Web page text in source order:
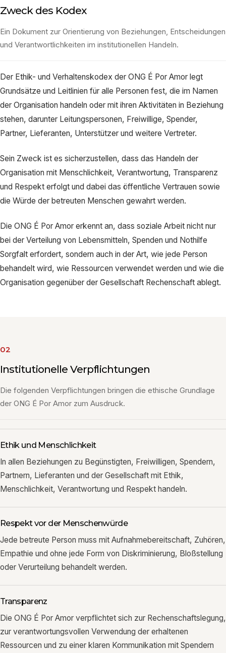
Zweck des Kodex
Ein Dokument zur Orientierung von Beziehungen, Entscheidungen
und Verantwortlichkeiten im institutionellen Handeln.
Der Ethik- und Verhaltenskodex der ONG É Por Amor legt
Grundsätze und Leitlinien für alle Personen fest, die im Namen
der Organisation handeln oder mit ihren Aktivitäten in Beziehung
stehen, darunter Leitungspersonen, Freiwillige, Spender,
Partner, Lieferanten, Unterstützer und weitere Vertreter.
Sein Zweck ist es sicherzustellen, dass das Handeln der
Organisation mit Menschlichkeit, Verantwortung, Transparenz
und Respekt erfolgt und dabei das öffentliche Vertrauen sowie
die Würde der betreuten Menschen gewahrt werden.
Die ONG É Por Amor erkennt an, dass soziale Arbeit nicht nur
bei der Verteilung von Lebensmitteln, Spenden und Nothilfe
Sorgfalt erfordert, sondern auch in der Art, wie jede Person
behandelt wird, wie Ressourcen verwendet werden und wie die
Organisation gegenüber der Gesellschaft Rechenschaft ablegt.
02
Institutionelle Verpflichtungen
Die folgenden Verpflichtungen bringen die ethische Grundlage
der ONG É Por Amor zum Ausdruck.
Ethik und Menschlichkeit
In allen Beziehungen zu Begünstigten, Freiwilligen, Spendern,
Partnern, Lieferanten und der Gesellschaft mit Ethik,
Menschlichkeit, Verantwortung und Respekt handeln.
Respekt vor der Menschenwürde
Jede betreute Person muss mit Aufnahmebereitschaft, Zuhören,
Empathie und ohne jede Form von Diskriminierung, Bloßstellung
oder Verurteilung behandelt werden.
Transparenz
Die ONG É Por Amor verpflichtet sich zur Rechenschaftslegung,
zur verantwortungsvollen Verwendung der erhaltenen
Ressourcen und zu einer klaren Kommunikation mit Spendern